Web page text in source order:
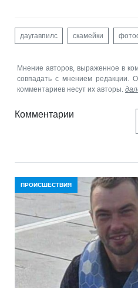
даугавпилс скамейки
Мнение авторов, выраженное в
совпадать с мнением редакции.
комментариев несут их авторы.
Комментарии
ПРОИСШЕСТВИЯ